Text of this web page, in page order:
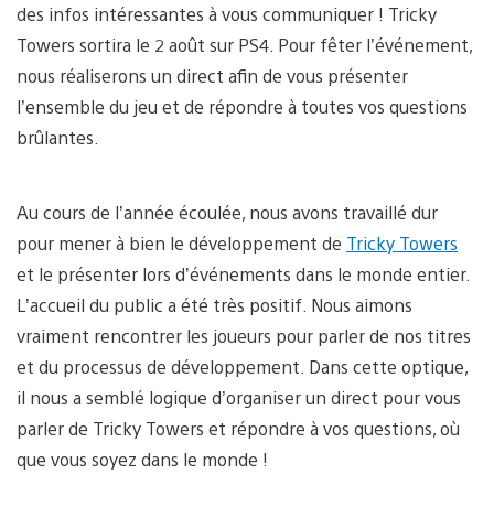
des infos intéressantes à vous communiquer ! Tricky
Towers sortira le 2 août sur PS4. Pour fêter l’événement,
nous réaliserons un direct afin de vous présenter
l’ensemble du jeu et de répondre à toutes vos questions
brûlantes.
Au cours de l’année écoulée, nous avons travaillé dur
pour mener à bien le développement de Tricky Towers
et le présenter lors d’événements dans le monde entier.
L’accueil du public a été très positif. Nous aimons
vraiment rencontrer les joueurs pour parler de nos titres
et du processus de développement. Dans cette optique,
il nous a semblé logique d’organiser un direct pour vous
parler de Tricky Towers et répondre à vos questions, où
que vous soyez dans le monde !